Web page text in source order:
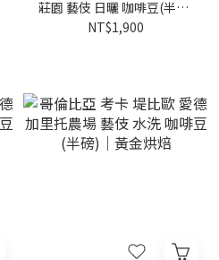
莊園 藝伎 日曬 咖啡豆(半磅)
｜黃金烘焙
NT$1,900